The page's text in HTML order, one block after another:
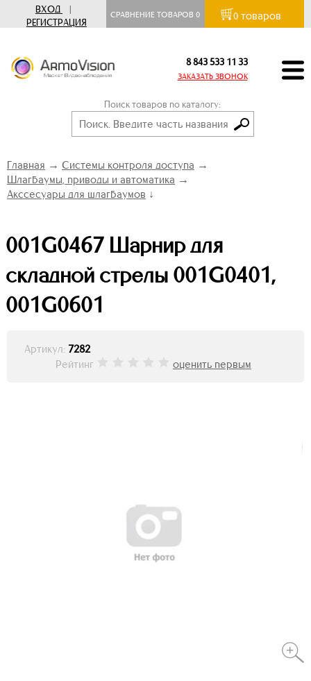
ВХОД
|
РЕГИСТРАЦИЯ
СРАВНЕНИЕ ТОВАРОВ0 0 товаров
8 843 533 11 33
ЗАКАЗАТЬ ЗВОНОК
Поиск товаров по каталогу:
Главная → Системы контроля доступа →
Шлагбаумы, приводы и автоматика →
Акссесуары для шлагбаумов ↓
001G0467 Шарнир для
складной стрелы 001G0401,
001G0601
Артикул: 7282
Рейтинг
оценить первым